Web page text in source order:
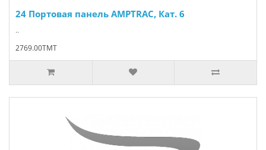
24 Портовая панель AMPTRAC, Кат. 6
..
2769.00TMT